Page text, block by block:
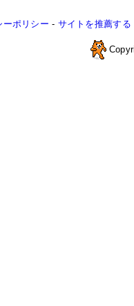
ーポリシー - サイトを推薦する